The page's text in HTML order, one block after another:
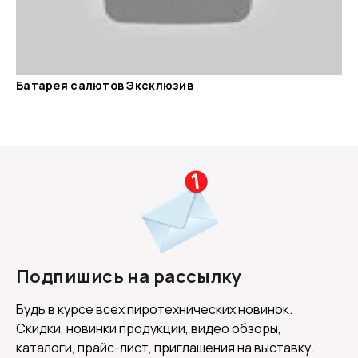
Батарея салютов Эксклюзив
Подпишись на рассылку
Будь в курсе всех пиротехнических новинок.
Скидки, новинки продукции, видео обзоры,
каталоги, прайс-лист, приглашения на выставку.